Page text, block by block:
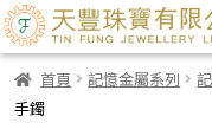
首頁 記憶金屬系列
手鐲